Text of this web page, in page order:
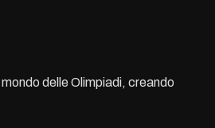
delle Olimpiadi, creando